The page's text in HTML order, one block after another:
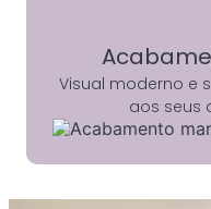
Visual moderno e
aos seus